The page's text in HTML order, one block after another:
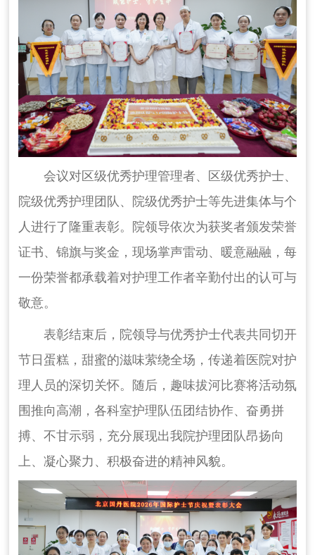
会议对区级优秀护理管理者、区级优秀护士、
院级优秀护理团队、院级优秀护士等先进集体与个
人进行了隆重表彰。院领导依次为获奖者颁发荣誉
证书、锦旗与奖金，现场掌声雷动、暖意融融，每
一份荣誉都承载着对护理工作者辛勤付出的认可与
敬意。
表彰结束后，院领导与优秀护士代表共同切开
节日蛋糕，甜蜜的滋味萦绕全场，传递着医院对护
理人员的深切关怀。随后，趣味拔河比赛将活动氛
围推向高潮，各科室护理队伍团结协作、奋勇拼
搏、不甘示弱，充分展现出我院护理团队昂扬向
上、凝心聚力、积极奋进的精神风貌。